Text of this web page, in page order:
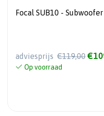
Focal SUB10 -
adviesprijs €119,00
Op voorraad